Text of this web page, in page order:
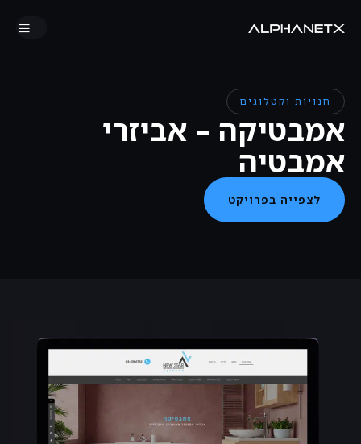
חנויות וקטלוגים
אמבטיקה – אביזרי
אמבטיה
לצפייה בפרויקט